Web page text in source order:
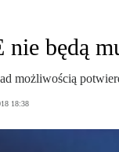
nie będą
możliwością
18:38